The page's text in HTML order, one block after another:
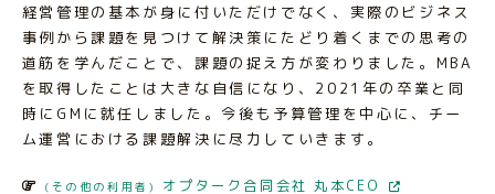
経営管理の基本が身に付いただけでなく、実際のビジネス
事例から課題を見つけて解決策にたどり着くまでの思考の
道筋を学んだことで、課題の捉え方が変わりました。MBA
を取得したことは大きな自信になり、2021年の卒業と同
時にGMに就任しました。今後も予算管理を中心に、チー
ム運営における課題解決に尽力していきます。
(その他の利用者) オプターク合同会社 丸本CEO